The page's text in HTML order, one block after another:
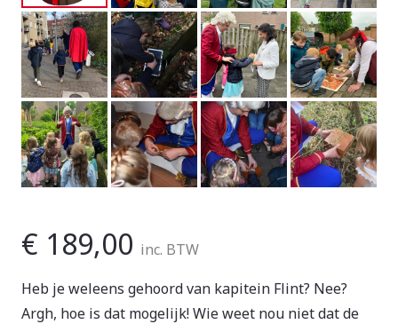
€ 189,00 inc. BTW
Heb je weleens gehoord van kapitein Flint? Nee?
Argh, hoe is dat mogelijk! Wie weet nou niet dat de